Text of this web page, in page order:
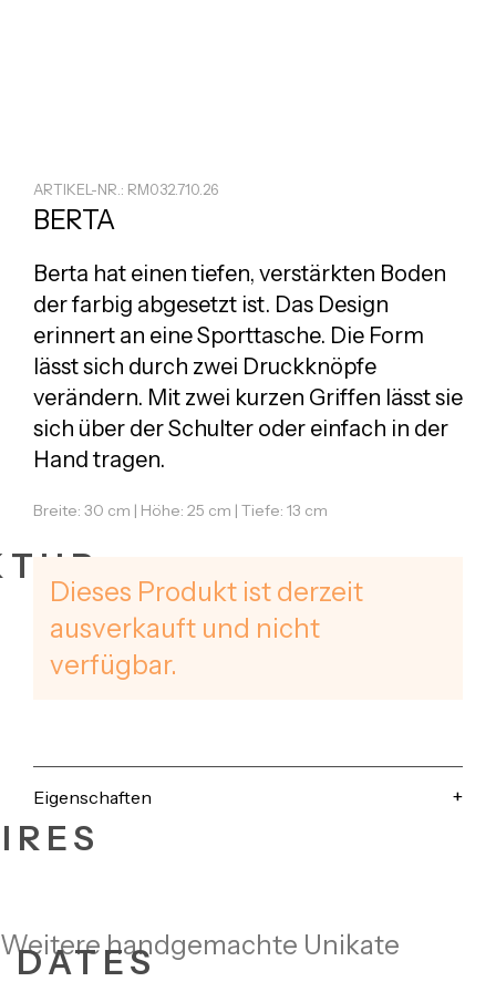
DATES
ARTIKEL-NR.: RM032.710.26
BERTA
Berta hat einen tiefen, verstärkten Boden
der farbig abgesetzt ist. Das Design
erinnert an eine Sporttasche. Die Form
lässt sich durch zwei Druckknöpfe
verändern. Mit zwei kurzen Griffen lässt sie
sich über der Schulter oder einfach in der
Hand tragen.
Breite: 30 cm | Höhe: 25 cm | Tiefe: 13 cm
Dieses Produkt ist derzeit
ausverkauft und nicht
verfügbar.
Eigenschaften
Weitere handgemachte Unikate